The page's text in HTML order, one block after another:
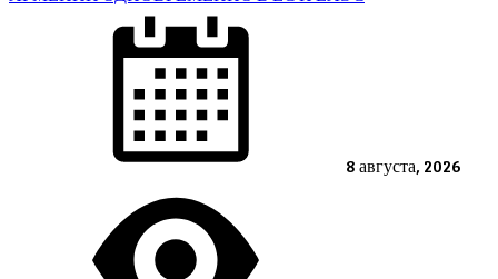
8 августа, 2026